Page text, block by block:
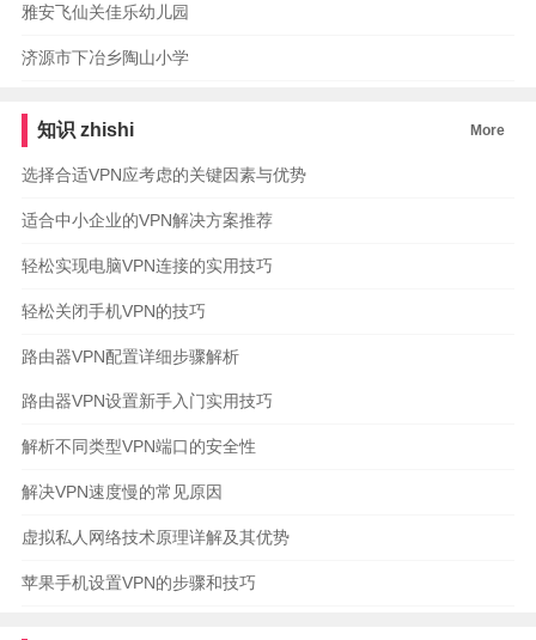
雅安飞仙关佳乐幼儿园
济源市下冶乡陶山小学
知识 zhishi More
选择合适VPN应考虑的关键因素与优势
适合中小企业的VPN解决方案推荐
轻松实现电脑VPN连接的实用技巧
轻松关闭手机VPN的技巧
路由器VPN配置详细步骤解析
路由器VPN设置新手入门实用技巧
解析不同类型VPN端口的安全性
解决VPN速度慢的常见原因
虚拟私人网络技术原理详解及其优势
苹果手机设置VPN的步骤和技巧